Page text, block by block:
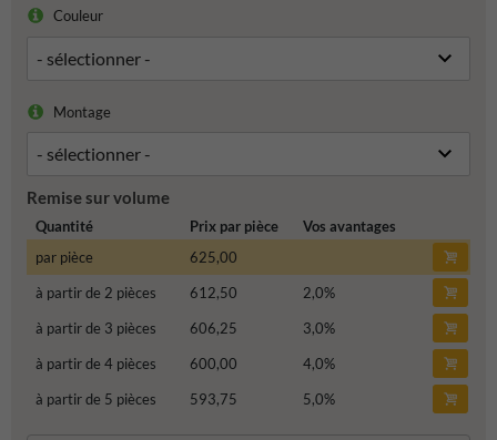
Couleur
Montage
Remise sur volume
Quantité Prix par pièce
Vos avantages
par pièce
625,00
à partir de 2 pièces
612,50 2,0%
à partir de 3 pièces
606,25 3,0%
à partir de 4 pièces
600,00 4,0%
à partir de 5 pièces
593,75 5,0%